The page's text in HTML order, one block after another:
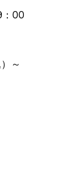
：00
～